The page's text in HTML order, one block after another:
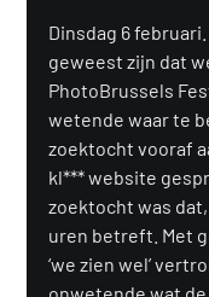
Dinsdag 6
geweest zijn dat
PhotoBrussels
wetende waar te
zoektocht vooraf
kl*** website
zoektocht was
uren betreft. Met
‘we zien wel’